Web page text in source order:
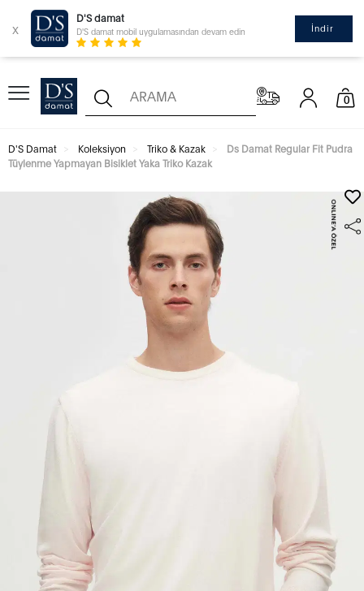
x
D'S damat
D'S damat mobil uygulamasından devam edin İndir
0
D'S Damat Koleksiyon Triko & Kazak
Ds Damat Regular Fit Pudra
Tüylenme Yapmayan Bisiklet Yaka Triko Kazak